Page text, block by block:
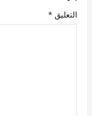
g
التعليق *